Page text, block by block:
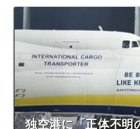
独空港に「正体不明